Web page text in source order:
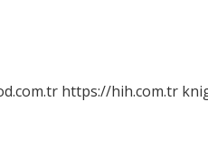
https://hih.com.tr